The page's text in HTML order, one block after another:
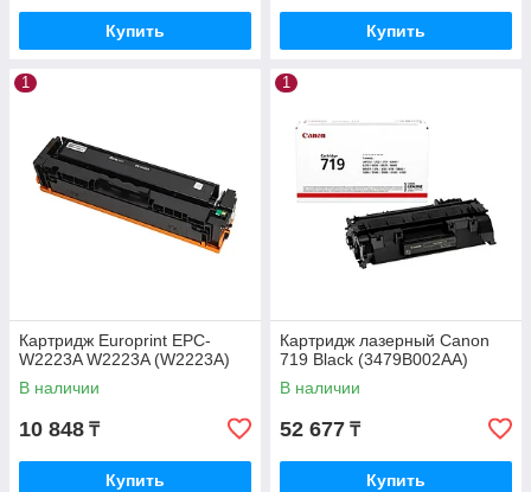
Купить Купить
1
Картридж Europrint EPC-
W2223A W2223A (W2223A)
В наличии
10 848 ₸
Купить
1
Картридж лазерный Canon
719 Black (3479B002AA)
В наличии
52 677 ₸
Купить